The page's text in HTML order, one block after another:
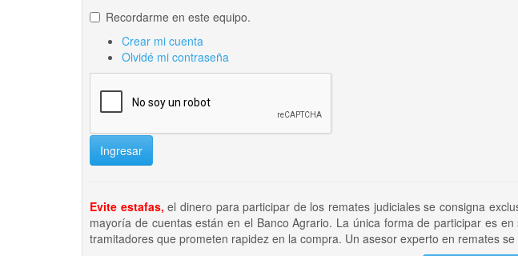
Recordarme en este equipo.
Crear mi cuenta
Olvidé mi contraseña
Ingresar
Evite estafas, el dinero para participar de los remates judiciales se consigna
mayoría de cuentas están en el Banco Agrario. La única forma de participar es
tramitadores que prometen rapidez en la compra. Un asesor experto en remates